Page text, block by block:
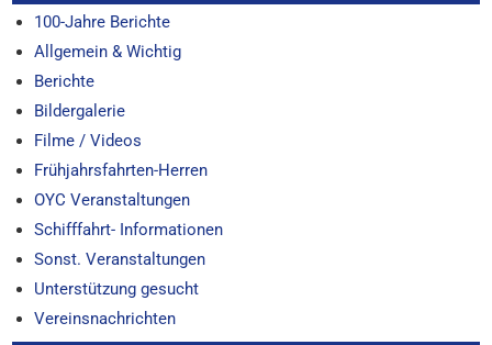
100-Jahre Berichte
Allgemein & Wichtig
Berichte
Bildergalerie
Filme / Videos
Frühjahrsfahrten-Herren
OYC Veranstaltungen
Schifffahrt- Informationen
Sonst. Veranstaltungen
Unterstützung gesucht
Vereinsnachrichten